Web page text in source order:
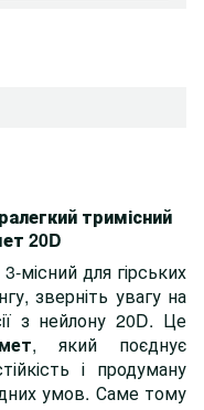
тримісний
20D
місний для гірських
зверніть увагу на
з нейлону 20D. Це
, який поєднує
і продуману
умов. Саме тому